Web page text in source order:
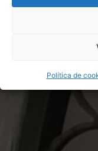
Política de